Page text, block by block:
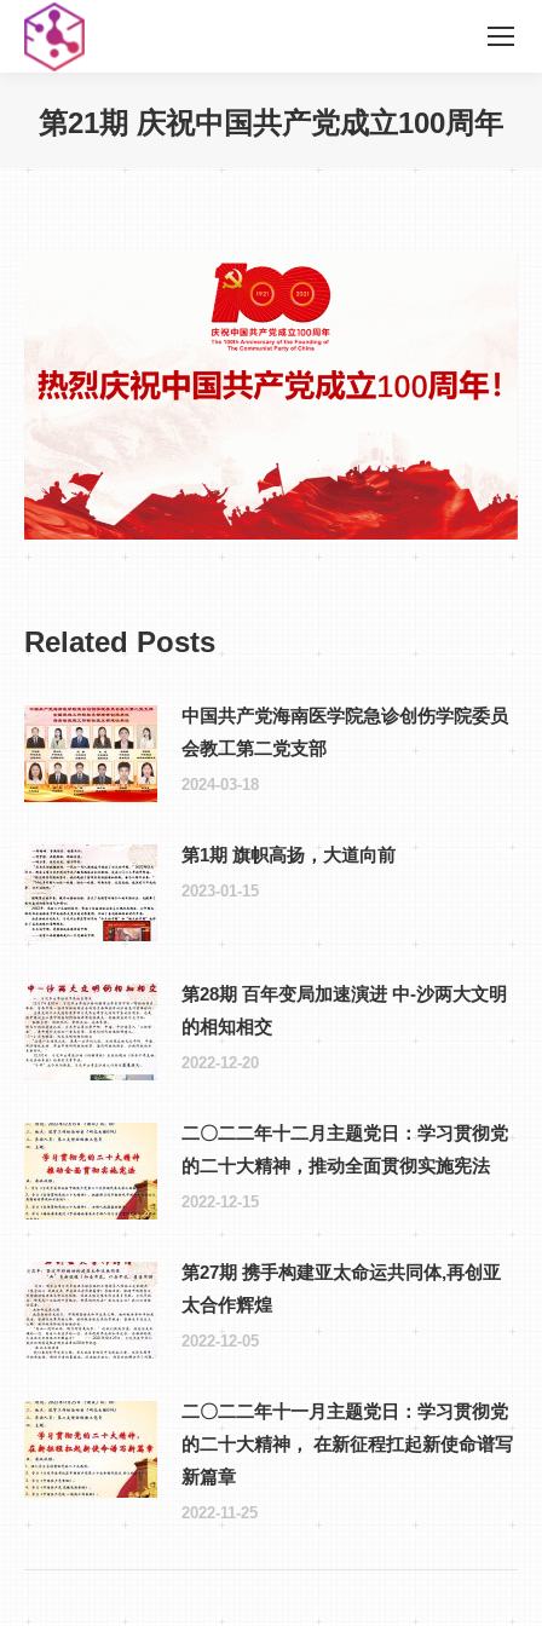
第21期 庆祝中国共产党成立100周年
Related Posts
中国共产党海南医学院急诊创伤学院委员
会教工第二党支部
2024-03-18
第1期 旗帜高扬，大道向前
2023-01-15
第28期 百年变局加速演进 中-沙两大文明
的相知相交
2022-12-20
二〇二二年十二月主题党日：学习贯彻党
的二十大精神，推动全面贯彻实施宪法
2022-12-15
第27期 携手构建亚太命运共同体,再创亚
太合作辉煌
2022-12-05
二〇二二年十一月主题党日：学习贯彻党
的二十大精神， 在新征程扛起新使命谱写
新篇章
2022-11-25